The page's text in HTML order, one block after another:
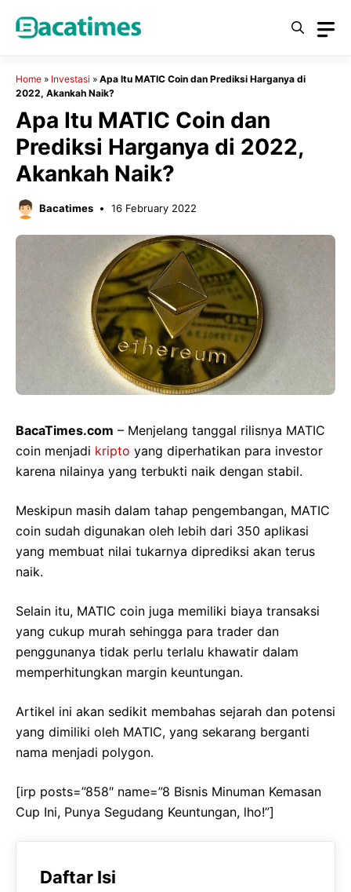
Home » Investasi » Apa Itu MATIC Coin dan Prediksi Harganya di
2022, Akankah Naik?
Apa Itu MATIC Coin dan
Prediksi Harganya di 2022,
Akankah Naik?
Bacatimes 16 February 2022
BacaTimes.com – Menjelang tanggal rilisnya MATIC
coin menjadi kripto yang diperhatikan para investor
karena nilainya yang terbukti naik dengan stabil.
Meskipun masih dalam tahap pengembangan, MATIC
coin sudah digunakan oleh lebih dari 350 aplikasi
yang membuat nilai tukarnya diprediksi akan terus
naik.
Selain itu, MATIC coin juga memiliki biaya transaksi
yang cukup murah sehingga para trader dan
penggunanya tidak perlu terlalu khawatir dalam
memperhitungkan margin keuntungan.
Artikel ini akan sedikit membahas sejarah dan potensi
yang dimiliki oleh MATIC, yang sekarang berganti
nama menjadi polygon.
[irp posts=”858″ name=”8 Bisnis Minuman Kemasan
Cup Ini, Punya Segudang Keuntungan, lho!”]
Daftar Isi